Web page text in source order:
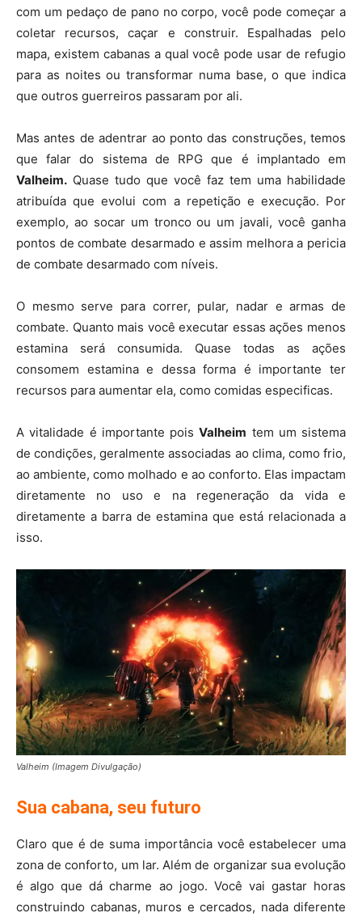
com um pedaço de pano no corpo, você pode começar a
coletar recursos, caçar e construir. Espalhadas pelo
mapa, existem cabanas a qual você pode usar de refugio
para as noites ou transformar numa base, o que indica
que outros guerreiros passaram por ali.
Mas antes de adentrar ao ponto das construções, temos
que falar do sistema de RPG que é implantado em
Valheim. Quase tudo que você faz tem uma habilidade
atribuída que evolui com a repetição e execução. Por
exemplo, ao socar um tronco ou um javali, você ganha
pontos de combate desarmado e assim melhora a pericia
de combate desarmado com níveis.
O mesmo serve para correr, pular, nadar e armas de
combate. Quanto mais você executar essas ações menos
estamina será consumida. Quase todas as ações
consomem estamina e dessa forma é importante ter
recursos para aumentar ela, como comidas especificas.
A vitalidade é importante poisValheim tem um sistema
de condições, geralmente associadas ao clima, como frio,
ao ambiente, como molhado e ao conforto. Elas impactam
diretamente no uso e na regeneração da vida e
diretamente a barra de estamina que está relacionada a
isso.
Valheim (Imagem Divulgação)
Sua cabana, seu futuro
Claro que é de suma importância você estabelecer uma
zona de conforto, um lar. Além de organizar sua evolução
é algo que dá charme ao jogo. Você vai gastar horas
construindo cabanas, muros e cercados, nada diferente